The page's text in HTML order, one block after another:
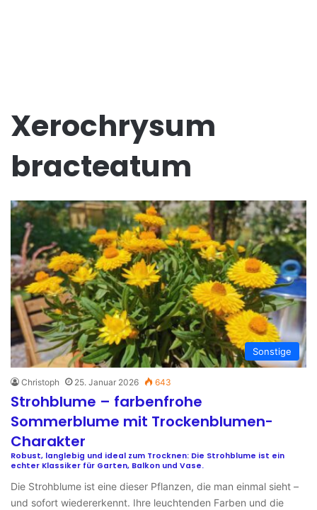
Xerochrysum
bracteatum
Sonstige
Christoph 25. Januar 2026 643
Strohblume – farbenfrohe
Sommerblume mit Trockenblumen-
Charakter
Robust, langlebig und ideal zum Trocknen: Die Strohblume ist ein
echter Klassiker für Garten, Balkon und Vase.
Die Strohblume ist eine dieser Pflanzen, die man einmal sieht –
und sofort wiedererkennt. Ihre leuchtenden Farben und die